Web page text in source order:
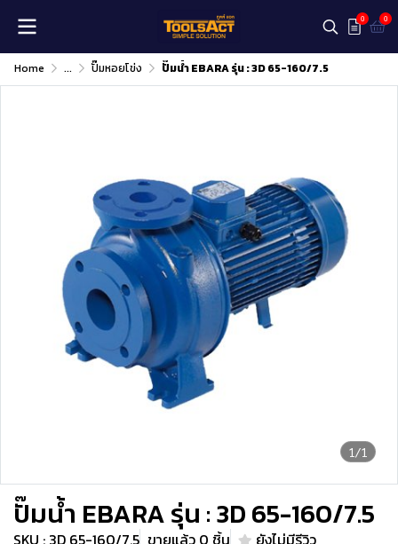
0 0
Home ... ปั๊มหอยโข่ง ปั๊มน้ำ EBARA รุ่น : 3D 65-160/7.5
1/1
ปั๊มน้ำ EBARA รุ่น : 3D 65-160/7.5
SKU : 3D 65-160/7.5 ขายแล้ว 0 ชิ้น
ยังไม่มีรีวิว